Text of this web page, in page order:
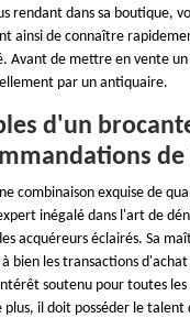
rendant dans sa boutique,
ainsi de connaître
Avant de mettre en vente
par un antiquaire.
d'un
de
combinaison exquise de
inégalé dans l'art de
acquéreurs éclairés. Sa
bien les transactions
soutenu pour toutes les
il doit posséder le talent